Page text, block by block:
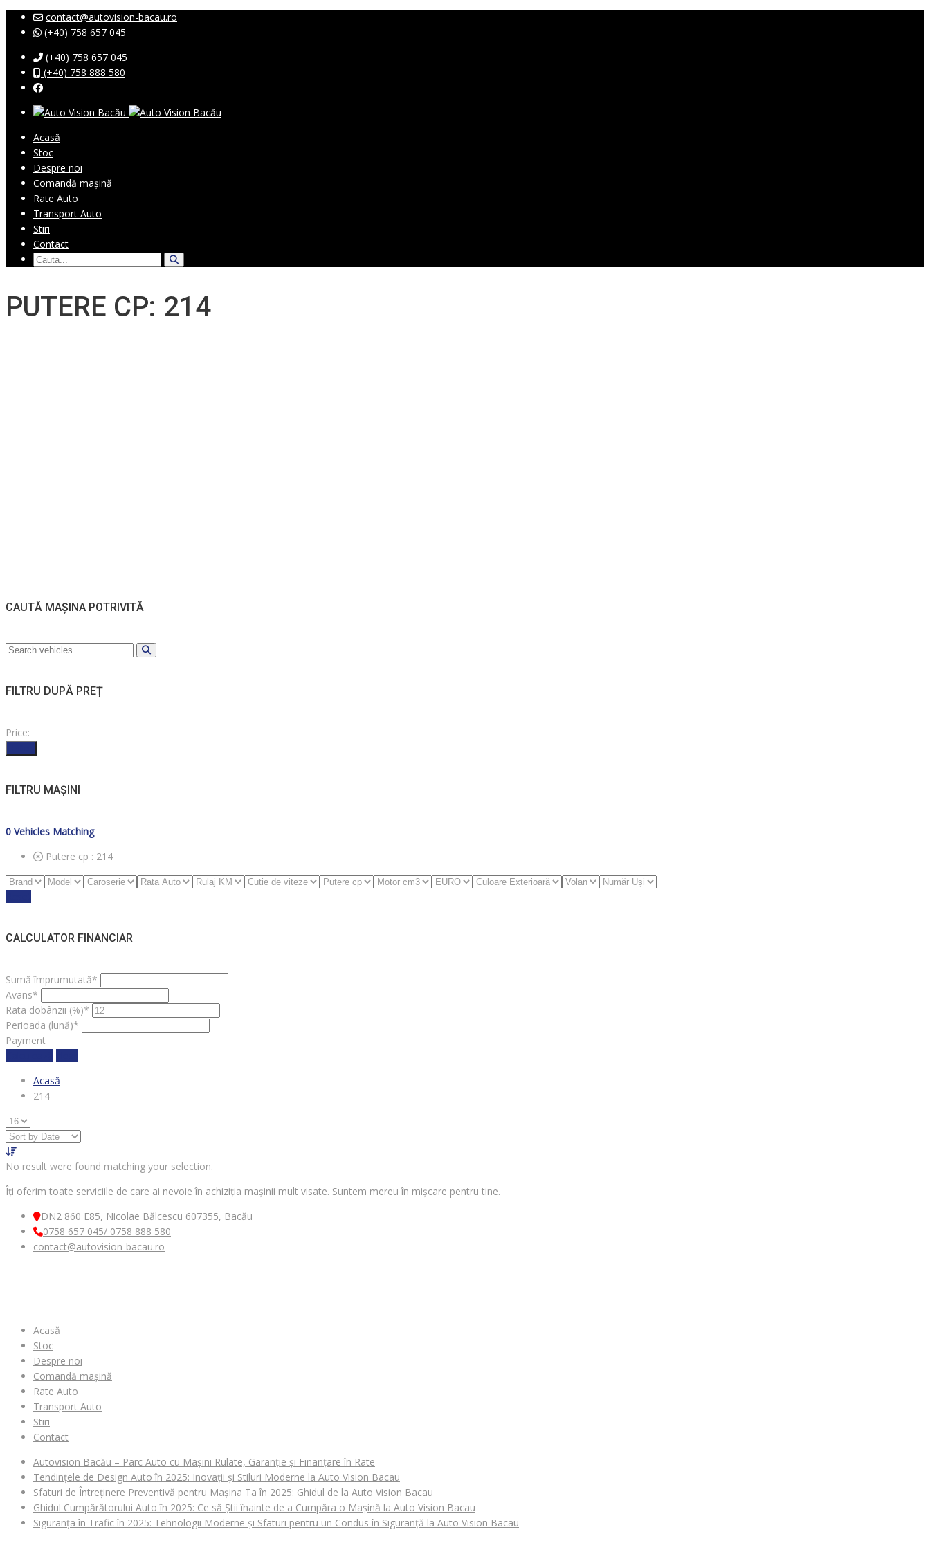
contact@autovision-bacau.ro
(+40) 758 657 045
(+40) 758 657 045
(+40) 758 888 580
Acasă
Stoc
Despre noi
Comandă mașină
Rate Auto
Transport Auto
Stiri
Contact
PUTERE CP: 214
CAUTĂ MAȘINA POTRIVITĂ
FILTRU DUPĂ PREȚ
Price:
FILTRU MAȘINI
0 Vehicles Matching
Putere cp : 214
CALCULATOR FINANCIAR
Sumă împrumutată*
Avans*
Rata dobânzii (%)*
Perioada (lună)*
Payment
Acasă
214
No result were found matching your selection.
Îți oferim toate serviciile de care ai nevoie în achiziția mașinii mult visate. Suntem mereu în mișcare pentru tine.
DN2 860 E85, Nicolae Bălcescu 607355, Bacău
0758 657 045/ 0758 888 580
contact@autovision-bacau.ro
Acasă
Stoc
Despre noi
Comandă mașină
Rate Auto
Transport Auto
Stiri
Contact
Autovision Bacău – Parc Auto cu Mașini Rulate, Garanție și Finanțare în Rate
Tendințele de Design Auto în 2025: Inovații și Stiluri Moderne la Auto Vision Bacau
Sfaturi de Întreținere Preventivă pentru Mașina Ta în 2025: Ghidul de la Auto Vision Bacau
Ghidul Cumpărătorului Auto în 2025: Ce să Știi înainte de a Cumpăra o Mașină la Auto Vision Bacau
Siguranța în Trafic în 2025: Tehnologii Moderne și Sfaturi pentru un Condus în Siguranță la Auto Vision Bacau